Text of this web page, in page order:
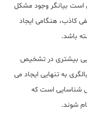
است بیانگر وجود مشکل
کاذب، هنگامی ایجاد
باشد.
بیشتری در تشخیص
به تنهایی ایجاد می
شناسایی است که
شوند.